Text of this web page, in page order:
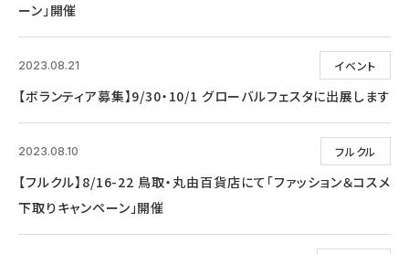
ーン」開催
イベント
2023.08.21
【ボランティア募集】9/30・10/1 グローバルフェスタに出展します
フルクル
2023.08.10
【フルクル】8/16-22 鳥取・丸由百貨店にて「ファッション＆コスメ
下取りキャンペーン」開催